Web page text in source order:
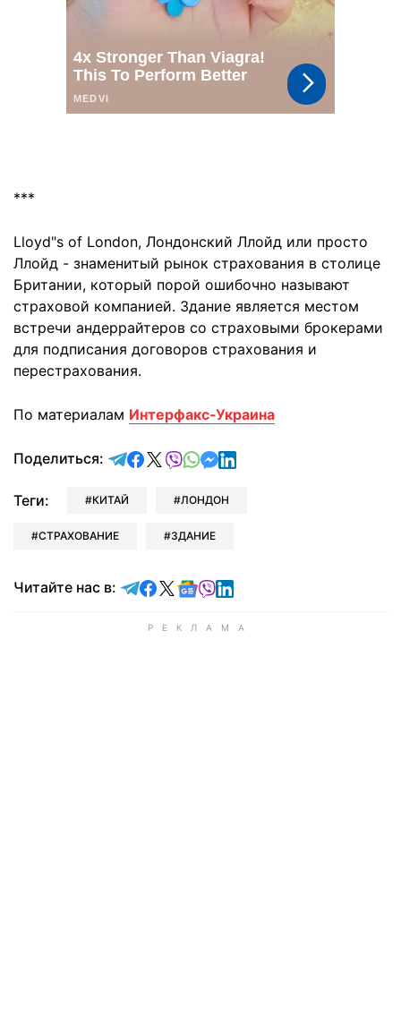
***
Lloyd"s of London, Лондонский Ллойд или просто
Ллойд - знаменитый рынок страхования в столице
Британии, который порой ошибочно называют
страховой компанией. Здание является местом
встречи андеррайтеров со страховыми брокерами
для подписания договоров страхования и
перестрахования.
По материалам Интерфакс-Украина
Поделиться: отправить в Telegram
поделиться в Facebook
поделиться в X
отправить в Viber
отправить в Whatsapp
отправить в Messenger
отправить в LinkedIn
Теги: КИТАЙ ЛОНДОН
СТРАХОВАНИЕ ЗДАНИЕ
Читайте нас в: Читайте в Telegram
Читайте в Facebook
Читайте в X
Читайте в Google news
Читайте в Viber
Читайте в LinkedIn